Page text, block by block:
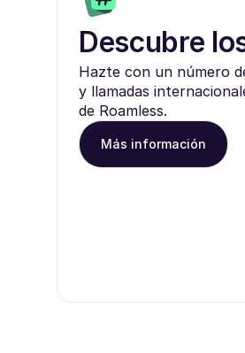
Descubre
Hazte con un número
y llamadas
de Roamless.
Más información